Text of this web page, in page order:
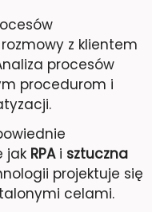
z klientem
procesów
procedurom i
jak RPAi sztuczna
projektuje się
celami.